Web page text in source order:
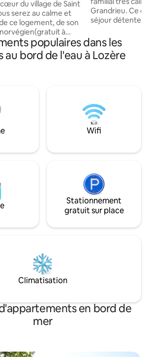
du village de Saint
serez au calme et
ce logement, de son
à
pour vous
de nos différences. ❤️
vous, notre piscine
13h
Grandrieu. Ce
séjour détente
verdoyante,
calme absolu loin
Depuis le chalet,
d'une flore
préservée
populaires dans les
au bord de l'eau à Lozère
Wifi
Stationnement
gratuit sur place
Climatisation
en bord de
mer